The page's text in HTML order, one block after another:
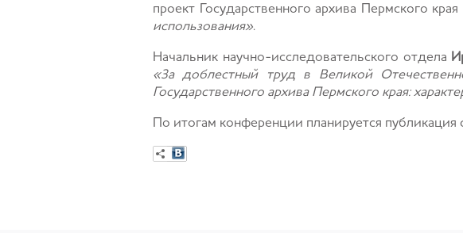
проект Государственного архива Пермского края
использования».
Начальник научно-исследовательского отдела
«За доблестный труд в Великой
Государственного архива Пермского края:
По итогам конференции планируется публикация